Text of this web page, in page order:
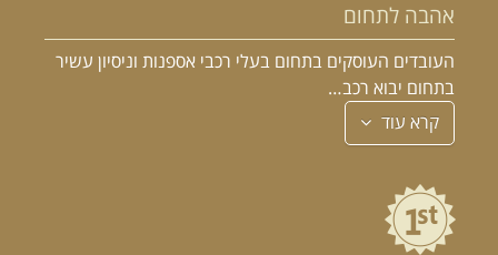
אהבה לתחום
העובדים העוסקים בתחום בעלי רכבי אספנות וניסיון עשיר
בתחום יבוא רכב…
קרא עוד